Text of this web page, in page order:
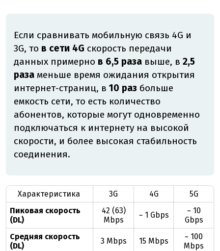
Если сравнивать мобильную связь 4G и
3G, то в сети 4G скорость передачи
данных примерно в 6,5 раза выше, в 2,5
раза меньше время ожидания открытия
интернет-страниц, в 10 раз больше
емкость сети, то есть количество
абонентов, которые могут одновременно
подключаться к интернету на высокой
скорости, и более высокая стабильность
соединения.
Характеристика 3G 4G
5G
Пиковая скорость
(DL)
42 (63)
Mbps
~ 1 Gbps
~ 10
Gbps
Средняя скорость
(DL)
3 Mbps 15 Mbps
~ 100
Mbps